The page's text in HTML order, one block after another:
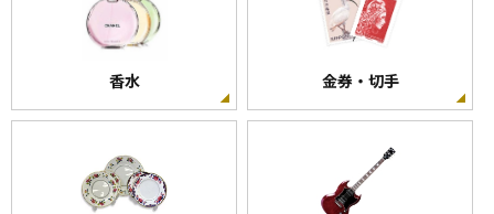
香水 金券・切手